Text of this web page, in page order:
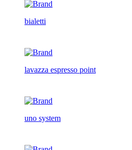
bialetti
lavazza espresso point
uno system